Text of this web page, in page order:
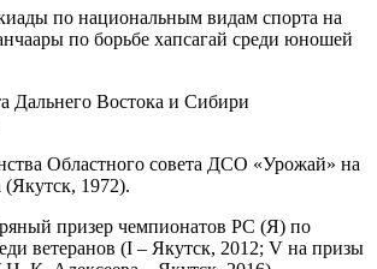
по национальным видам спорта на
по борьбе хапсагай среди юношей
Дальнего Востока и Сибири
Областного совета ДСО «Урожай» на
1972).
призер чемпионатов РС (Я) по
ветеранов (I – Якутск, 2012; V на призы